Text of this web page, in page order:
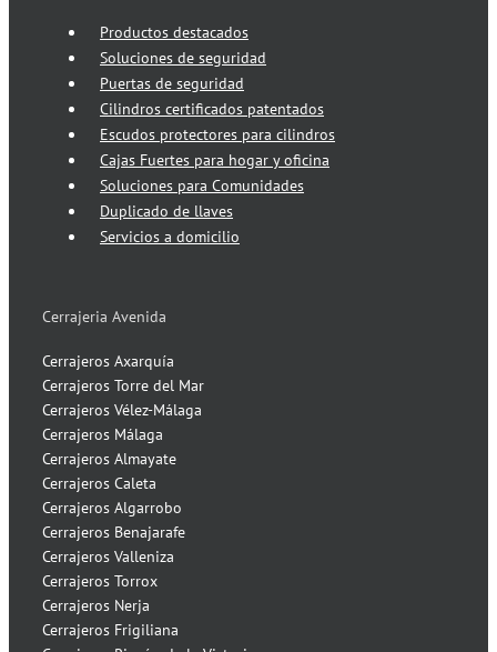
Productos destacados
Soluciones de seguridad
Puertas de seguridad
Cilindros certificados patentados
Escudos protectores para cilindros
Cajas Fuertes para hogar y oficina
Soluciones para Comunidades
Duplicado de llaves
Servicios a domicilio
Cerrajeria Avenida
Cerrajeros Axarquía
Cerrajeros Torre del Mar
Cerrajeros Vélez-Málaga
Cerrajeros Málaga
Cerrajeros Almayate
Cerrajeros Caleta
Cerrajeros Algarrobo
Cerrajeros Benajarafe
Cerrajeros Valleniza
Cerrajeros Torrox
Cerrajeros Nerja
Cerrajeros Frigiliana